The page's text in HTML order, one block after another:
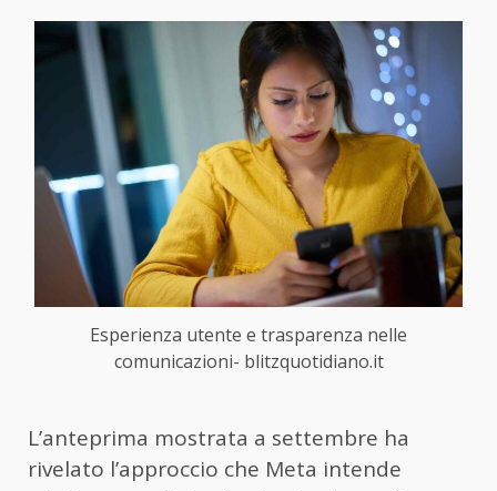
Esperienza utente e trasparenza nelle
comunicazioni- blitzquotidiano.it
L’anteprima mostrata a settembre ha
rivelato l’approccio che Meta intende